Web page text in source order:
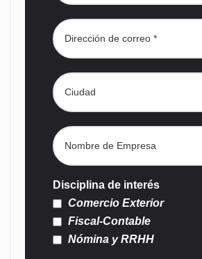
Disciplina de interés
Comercio Exterior
Fiscal-Contable
Nómina y RRHH